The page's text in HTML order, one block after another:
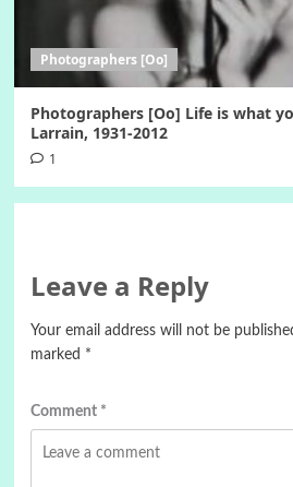
Photographers [Oo]
Photographers [Oo] Life is what
Larrain, 1931-2012
1
Leave a Reply
Your email address will not be
marked *
Comment *